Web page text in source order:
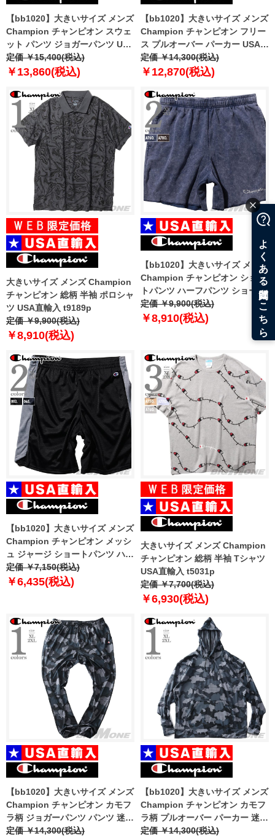
【bb1020】大きいサイズ メンズ
Champion チャンピオン スウェ
ット パンツ ジョガーパンツ USA
直輸入 gf01-586dwb
定価 ￥15,400(税込)
￥13,860(税込)
【bb1020】大きいサイズ メンズ
Champion チャンピオン フリー
ス プルオーバー パーカー USA直
輸入 s90224
定価 ￥14,300(税込)
￥12,870(税込)
大きいサイズ メンズ Champion
チャンピオン 総柄 半袖 ポロシャ
ツ USA直輸入 t9189p
定価 ￥9,900(税込)
￥8,910(税込)
【bb1020】大きいサイズ メンズ
Champion チャンピオン ショー
トパンツ ハーフパンツ ショーツ
USA直輸入 879040
定価 ￥9,900(税込)
￥8,910(税込)
【bb1020】大きいサイズ メンズ
Champion チャンピオン メッシ
ュ ジャージ ショートパンツ ハー
フパンツ ショーツ USA直輸入
85861
定価 ￥7,150(税込)
￥6,435(税込)
大きいサイズ メンズ Champion
チャンピオン 総柄 半袖 Tシャツ
USA直輸入 t5031p
定価 ￥7,700(税込)
￥6,930(税込)
【bb1020】大きいサイズ メンズ
Champion チャンピオン カモフ
ラ柄 ジョガーパンツ パンツ 迷彩
柄 USA直輸入 p7477p-586644
定価 ￥14,300(税込)
【bb1020】大きいサイズ メンズ
Champion チャンピオン カモフ
ラ柄 プルオーバー パーカー 迷彩
柄 USA直輸入 s9441p-586638
定価 ￥14,300(税込)